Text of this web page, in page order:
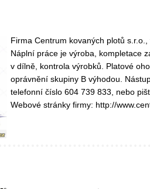
Firma Centrum kovaných plotů
Náplní práce je výroba, kompletace
v dílně, kontrola výrobků. Platové
oprávnění skupiny B výhodou.
telefonní číslo 604 739 833, nebo
Webové stránky firmy: http://